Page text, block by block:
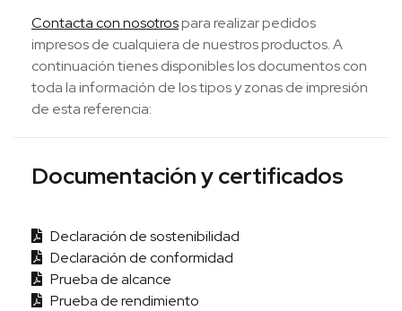
Contacta con nosotrospara realizar pedidos
impresos de cualquiera de nuestros productos. A
continuación tienes disponibles los documentos con
toda la información de los tipos y zonas de impresión
de esta referencia:
Documentación y certificados
Declaración de sostenibilidad
Declaración de conformidad
Prueba de alcance
Prueba de rendimiento